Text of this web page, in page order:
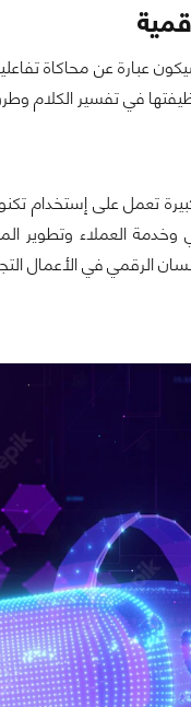
عبارة عن محاكاة
في تفسير الكلام
تعمل على إستخدام
الرقمي في الأعمال